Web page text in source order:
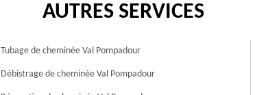
AUTRES SERVICES
Tubage de cheminée Val Pompadour
Débistrage de cheminée Val Pompadour